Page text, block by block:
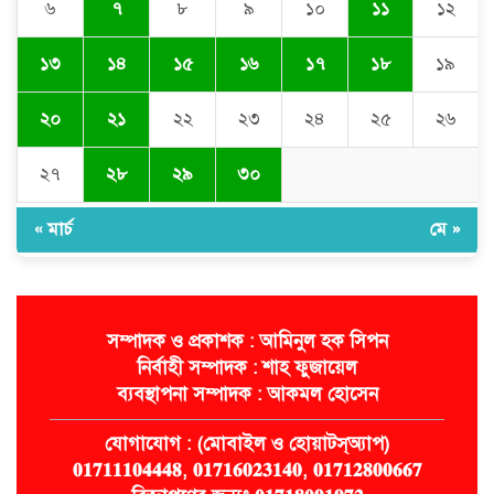
জগন্নাথপুরে হত্যা মামলার আসামিদের
৬ ৭ ৮ ৯ ১০ ১১ ১২
১৩ ১৪ ১৫ ১৬ ১৭ ১৮ ১৯
২০ ২১ ২২ ২৩ ২৪ ২৫ ২৬
২৭ ২৮ ২৯ ৩০
« মার্চ মে »
সম্পাদক ও প্রকাশক : আমিনুল হক সিপন
নির্বাহী সম্পাদক : শাহ ফুজায়েল
ব্যবস্থাপনা সম্পাদক : আকমল হোসেন
যোগাযোগ : (মোবাইল ও হোয়াটস্অ্যাপ)
𝟎𝟏𝟕𝟏𝟏𝟏𝟎𝟒𝟒𝟒𝟖, 𝟎𝟏𝟕𝟏𝟔𝟎𝟐𝟑𝟏𝟒𝟎, 𝟎𝟏𝟕𝟏𝟐𝟖𝟎𝟎𝟔𝟔𝟕